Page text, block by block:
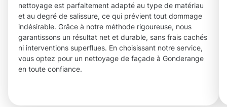
nettoyage est parfaitement adapté au type de matériau
et au degré de salissure, ce qui prévient tout dommage
indésirable. Grâce à notre méthode rigoureuse, nous
garantissons un résultat net et durable, sans frais cachés
ni interventions superflues. En choisissant notre service,
vous optez pour un nettoyage de façade à Gonderange
en toute confiance.